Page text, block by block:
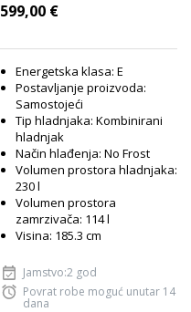
599,00 €
Energetska klasa: E
Postavljanje proizvoda:
Samostojeći
Tip hladnjaka: Kombinirani
hladnjak
Način hlađenja: No Frost
Volumen prostora hladnjaka:
230 l
Volumen prostora
zamrzivača: 114 l
Visina: 185.3 cm
Jamstvo:2 god
Povrat robe moguć unutar 14
dana